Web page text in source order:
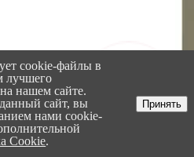
cookie-файлы в
лучшего
нашем сайте.
сайт, вы
нами cookie-
Cookie.
Принять